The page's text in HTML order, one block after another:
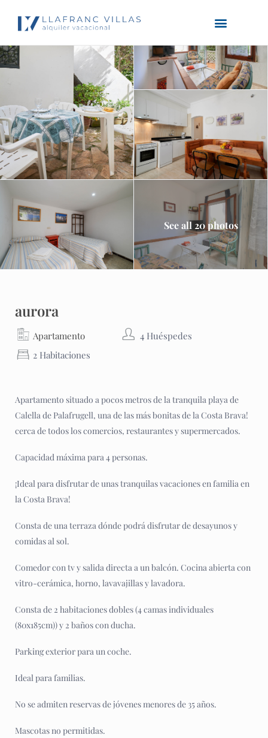
See all 20 photos
aurora
Apartamento
4 Huéspedes
2 Habitaciones
Apartamento situado a pocos metros de la tranquila playa de
Calella de Palafrugell, una de las más bonitas de la Costa Brava!
cerca de todos los comercios, restaurantes y supermercados.
Capacidad máxima para 4 personas.
¡Ideal para disfrutar de unas tranquilas vacaciones en familia en
la Costa Brava!
Consta de una terraza dónde podrá disfrutar de desayunos y
comidas al sol.
Comedor con tv y salida directa a un balcón. Cocina abierta con
vitro-cerámica, horno, lavavajillas y lavadora.
Consta de 2 habitaciones dobles (4 camas individuales
(80x185cm)) y 2 baños con ducha.
Parking exterior para un coche.
Ideal para familias.
No se admiten reservas de jóvenes menores de 35 años.
Mascotas no permitidas.